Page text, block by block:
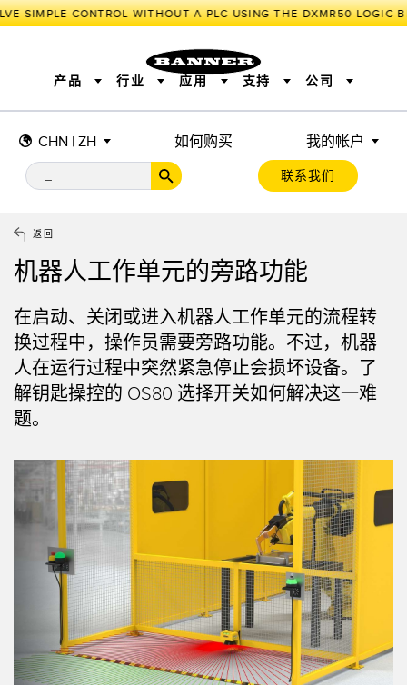
SIMPLE CONTROL WITHOUT A PLC USING THE DXMR50 LOGIC
CHN | ZH 如何购买 我的帐户
联系我们
产品
传感器 测量解决方案
照明和指示
机器安全
工业无线
BARCODE & VISION
绝对值旋转编码器
SNAP SIGNAL 附件 软件 技术
传感器
光电传感器
激光测距
3D飞行时间
雷达传感器
超声波传感器
光纤放大器
槽形和标签传感器
色标、颜色和荧光传感器
行业 应用
工业物联网与智能工厂
智能传感器
机器防护
追踪和跟踪
拾取指示灯
雷达应用
工业物联网与智能工厂
储罐料位监控
前缘检测
工厂通信
物料、服务或托盘取件呼叫
状况监测：预测性维护和预防性维护
设备综合效率 (OEE)
远程监控
预测性维护与状态监控
预测性维护与状态监控
支持 公司
返回
机器人工作单元的旁路功能
在启动、关闭或进入机器人工作单元的流程转
换过程中，操作员需要旁路功能。不过，机器
人在运行过程中突然紧急停止会损坏设备。了
解钥匙操控的 OS80 选择开关如何解决这一难
题。